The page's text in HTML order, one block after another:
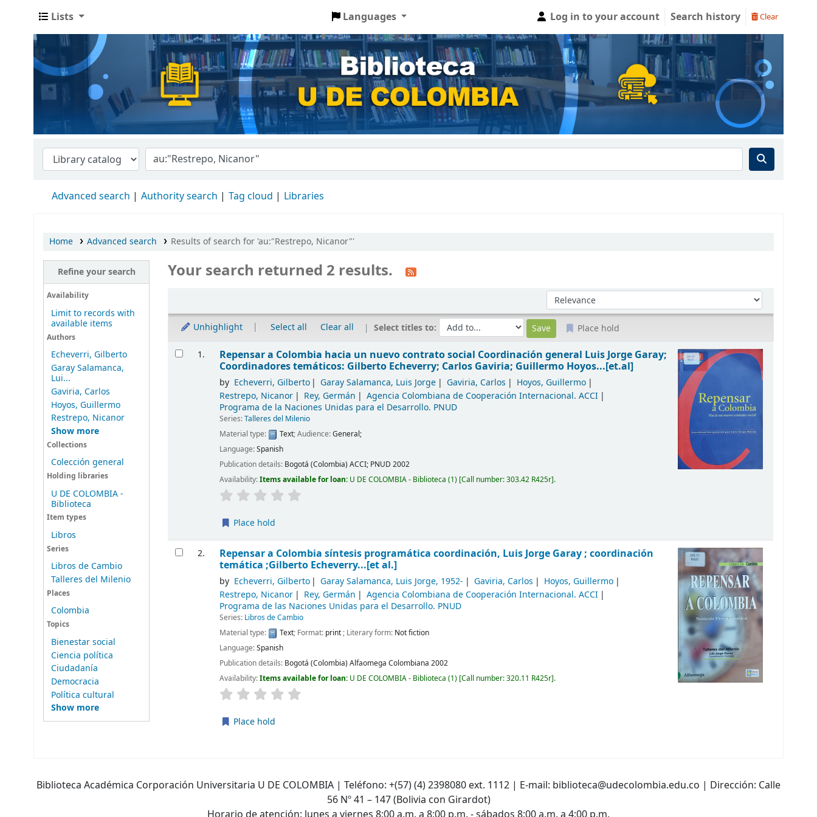
Lists Languages Log in to your account Search history Clear
Advanced search Authority search Tag cloud Libraries
Home Advanced search Results of search for 'au:"Restrepo, Nicanor"'
Refine your search
Availability
Limit to records with
available items
Authors
Echeverri, Gilberto
Garay Salamanca,
Lui...
Gaviria, Carlos
Hoyos, Guillermo
Restrepo, Nicanor
Show more
Collections
Colección general
Holding libraries
U DE COLOMBIA -
Biblioteca
Item types
Libros
Series
Libros de Cambio
Talleres del Milenio
Places
Colombia
Topics
Bienestar social
Ciencia política
Ciudadanía
Democracia
Política cultural
Show more
Your search returned 2 results.
Sort by:
Unhighlight Select all Clear all Select titles to: Place hold
Results
1. Repensar a Colombia hacia un nuevo contrato social Coordinación general Luis Jorge Garay;
Coordinadores temáticos: Gilberto Echeverry; Carlos Gaviria; Guillermo Hoyos...[et.al]
by Echeverri, Gilberto Garay Salamanca, Luis Jorge Gaviria, Carlos
Hoyos, Guillermo
Restrepo, Nicanor
Rey, Germán
Agencia Colombiana de Cooperación Internacional. ACCI
Programa de la Naciones Unidas para el Desarrollo. PNUD
Series:Talleres del Milenio
Material type:
Text; Audience:General;
Language:Spanish
Publication details: Bogotá (Colombia) ACCI; PNUD 2002
Availability:Items available for loan: U DE COLOMBIA - Biblioteca (1) Call number:303.42 R425r .
Place hold
2. Repensar a Colombia síntesis programáticacoordinación, Luis Jorge Garay ; coordinación
temática ;Gilberto Echeverry...[et al.]
by Echeverri, Gilberto Garay Salamanca, Luis Jorge, 1952- Gaviria, Carlos
Hoyos, Guillermo
Restrepo, Nicanor
Rey, Germán
Agencia Colombiana de Cooperación Internacional. ACCI
Programa de las Naciones Unidas para el Desarrollo. PNUD
Series: Libros de Cambio
Material type:
Text; Format: print; Literary form: Not fiction
Language:Spanish
Publication details: Bogotá (Colombia) Alfaomega Colombiana 2002
Availability:Items available for loan: U DE COLOMBIA - Biblioteca (1) Call number:320.11 R425r .
Place hold
Biblioteca Académica Corporación Universitaria U DE COLOMBIA | Teléfono: +(57) (4) 2398080 ext. 1112 | E-mail: biblioteca@udecolombia.edu.co | Dirección: Calle
56 Nº 41 – 147 (Bolivia con Girardot)